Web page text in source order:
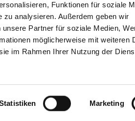
Funktionen für soziale
zu analysieren. Außerdem geben wir
Partner für soziale Medien,
möglicherweise mit weiteren
im Rahmen Ihrer Nutzung der
Marketing
Contact
Why
Podcast
Faqs